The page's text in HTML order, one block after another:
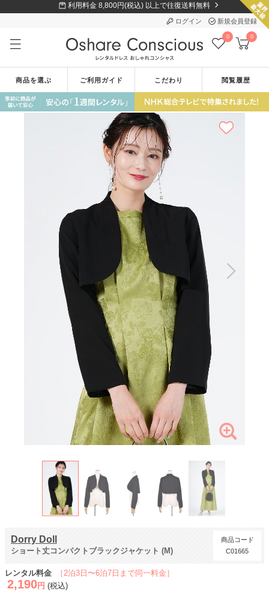
利用料金 8,800円(税込) 以上で往復送料無料
ログイン 新規会員登録
0 0
商品を選ぶ ご利用ガイド こだわり 閲覧履歴
Dorry Doll
ショート丈コンパクトブラックジャケット (M)
商品コード
C01665
［2泊3日〜6泊7日まで同一料金］
レンタル料金
2,190 円 (税込)